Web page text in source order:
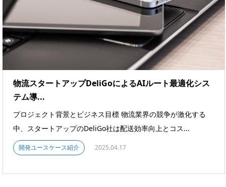
物流スタートアップDeliGoによるAIルート最適化シス
テム導...
プロジェクト背景とビジネス目標 物流業界の競争が激化する
中、スタートアップのDeliGo社は配送効率向上とコス...
開発ユースケース紹介 2025.04.17